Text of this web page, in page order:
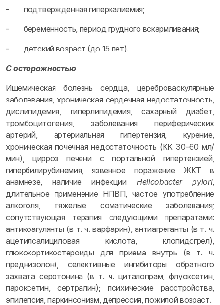
- подтвержденная гиперкалиемия;
- беременность, период грудного вскармливания;
- детский возраст (до 15 лет).
С осторожностью
Ишемическая болезнь сердца, цереброваскулярные
заболевания, хроническая сердечная недостаточность,
дислипидемия, гиперлипидемия, сахарный диабет,
тромбоцитопения, заболевания периферических
артерий, артериальная гипертензия, курение,
хроническая почечная недостаточность (КК 30–60 мл/
мин), цирроз печени с портальной гипертензией,
гипербилирубинемия, язвенное поражение ЖКТ в
анамнезе, наличие инфекции Helicobacter pylori,
длительное применение НПВП, частое употребление
алкоголя, тяжелые соматические заболевания;
сопутствующая терапия следующими препаратами:
антикоагулянты (в т. ч. варфарин), антиагреганты (в т. ч.
ацетилсалициловая кислота, клопидогрел),
глюкокортикостероиды для приема внутрь (в т. ч.
преднизолон), селективные ингибиторы обратного
захвата серотонина (в т. ч. циталопрам, флуоксетин,
пароксетин, сертралин); психические расстройства,
эпилепсия, паркинсонизм, депрессия, пожилой возраст.